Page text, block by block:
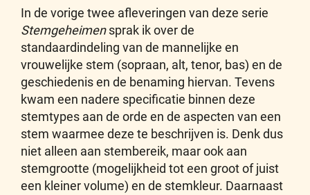
In de vorige twee afleveringen van deze serie
Stemgeheimensprak ik over de
standaardindeling van de mannelijke en
vrouwelijke stem (sopraan, alt, tenor, bas) en de
geschiedenis en de benaming hiervan. Tevens
kwam een nadere specificatie binnen deze
stemtypes aan de orde en de aspecten van een
stem waarmee deze te beschrijven is. Denk dus
niet alleen aan stembereik, maar ook aan
stemgrootte (mogelijkheid tot een groot of juist
een kleiner volume) en de stemkleur. Daarnaast